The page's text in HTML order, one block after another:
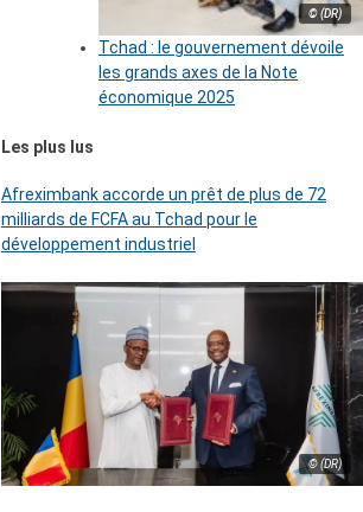
© (DR)
Tchad : le gouvernement dévoile
les grands axes de la Note
économique 2025
Les plus lus
Afreximbank accorde un prêt de plus de 72
milliards de FCFA au Tchad pour le
développement industriel
© (DR)